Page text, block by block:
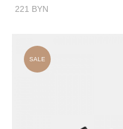
221 BYN
SALE